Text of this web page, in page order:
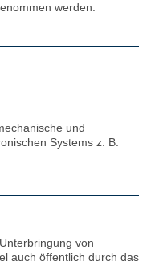
werden.
und
Systems z. B.
von
auch öffentlich durch das